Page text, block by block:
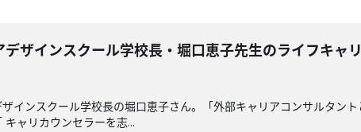
ザインスクール学校長・堀口恵子先生のライフキャ
インスクール学校長の堀口恵子さん。「外部キャリアコンサルタン
ャリカウンセラーを志...